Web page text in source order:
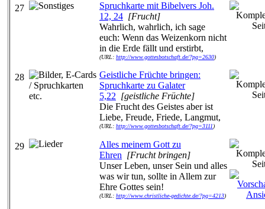
27
Spruchkarte mit Bibelvers Joh.
12, 24 [Frucht]
Wahrlich, wahrlich, ich sage
euch: Wenn das Weizenkorn nicht
in die Erde fällt und erstirbt,
(URL: http://www.gottesbotschaft.de/?pg=2630)
28
Geistliche Früchte bringen:
Spruchkarte zu Galater
5,22 [geistliche Früchte]
Die Frucht des Geistes aber ist
Liebe, Freude, Friede, Langmut,
(URL: http://www.gottesbotschaft.de/?pg=3111)
29
Alles meinem Gott zu
Ehren [Frucht bringen]
Unser Leben, unser Sein und alles
was wir tun, sollte in Allem zur
Ehre Gottes sein!
(URL: http://www.christliche-gedichte.de/?pg=4213)